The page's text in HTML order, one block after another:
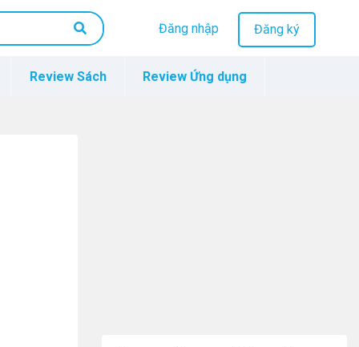
Đăng nhập Đăng ký
Review Sách Review Ứng dụng